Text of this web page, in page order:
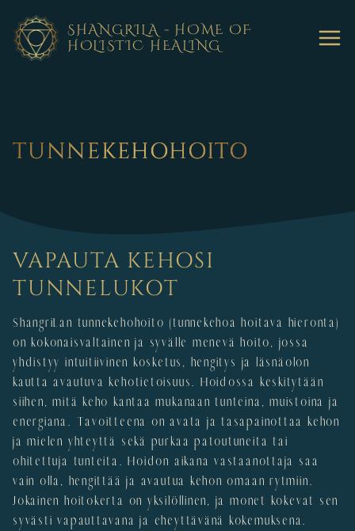
sisältöön
SHANGRILA - HOME OF
HOLISTIC HEALING
TUNNEKEHOHOITO
VAPAUTA KEHOSI
TUNNELUKOT
ShangriLan tunnekehohoito (tunnekehoa hoitava hieronta)
on kokonaisvaltainen ja syvälle menevä hoito, jossa
yhdistyy intuitiivinen kosketus, hengitys ja läsnäolon
kautta avautuva kehotietoisuus. Hoidossa keskitytään
siihen, mitä keho kantaa mukanaan tunteina, muistoina ja
energiana. Tavoitteena on avata ja tasapainottaa kehon
ja mielen yhteyttä sekä purkaa patoutuneita tai
ohitettuja tunteita. Hoidon aikana vastaanottaja saa
vain olla, hengittää ja avautua kehon omaan rytmiin.
Jokainen hoitokerta on yksilöllinen, ja monet kokevat sen
syvästi vapauttavana ja eheyttävänä kokemuksena.